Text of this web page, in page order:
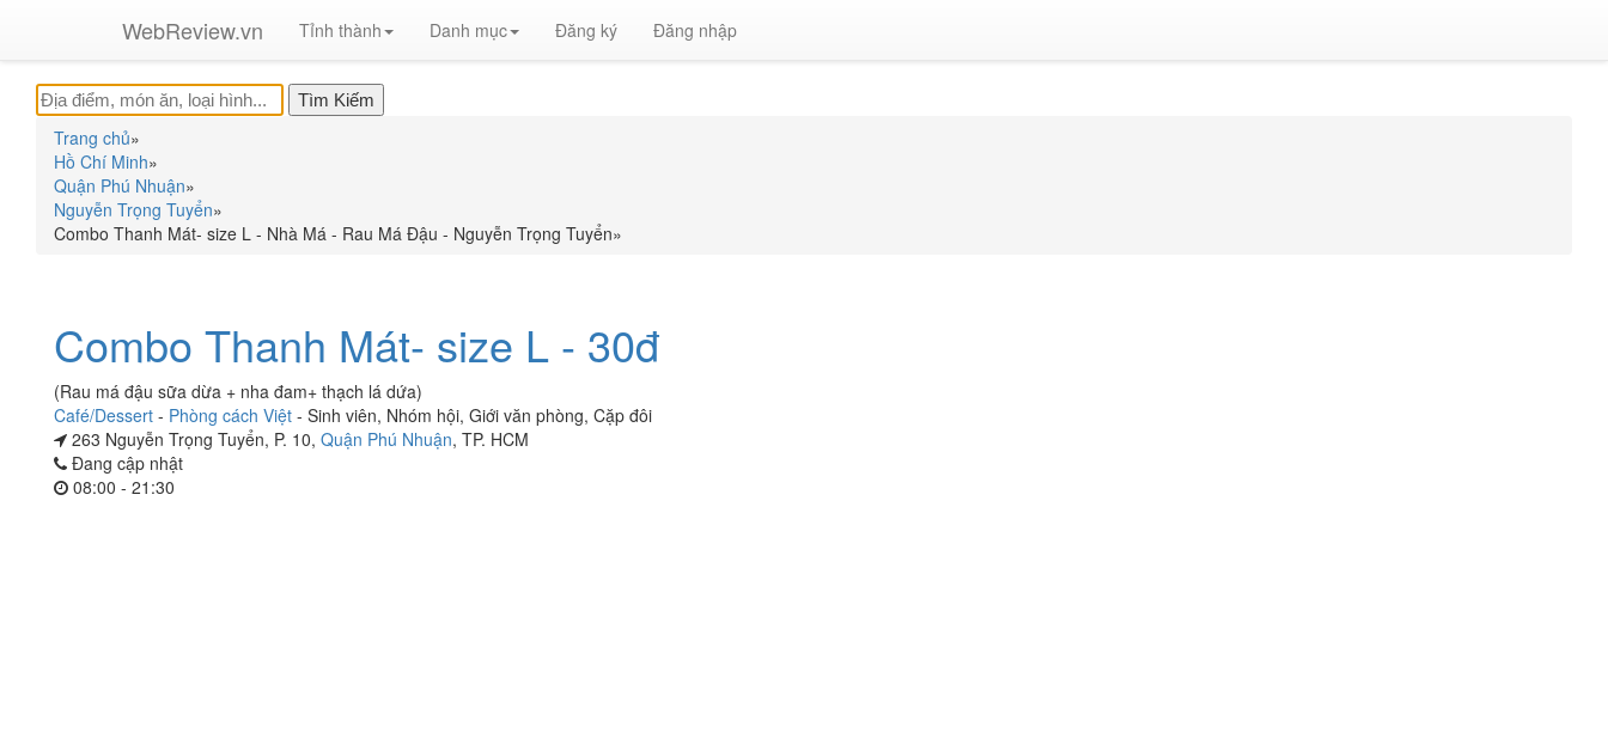
WebReview.vn Tỉnh thành Danh mục Đăng ký Đăng nhập
Trang chủ»
Hồ Chí Minh»
Quận Phú Nhuận»
Nguyễn Trọng Tuyển»
Combo Thanh Mát- size L - Nhà Má - Rau Má Đậu - Nguyễn Trọng Tuyển»
Combo Thanh Mát- size L - 30đ
(Rau má đậu sữa dừa + nha đam+ thạch lá dứa)
Café/Dessert - Phòng cách Việt - Sinh viên, Nhóm hội, Giới văn phòng, Cặp đôi
263 Nguyễn Trọng Tuyển, P. 10, Quận Phú Nhuận, TP. HCM
Đang cập nhật
08:00 - 21:30